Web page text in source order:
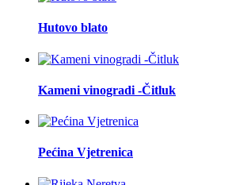
Hutovo blato
Kameni vinogradi -Čitluk
Pećina Vjetrenica